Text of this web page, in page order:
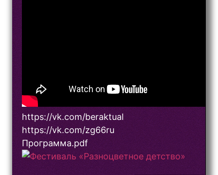
https://vk.com/beraktual
https://vk.com/zg66ru
Программа.pdf